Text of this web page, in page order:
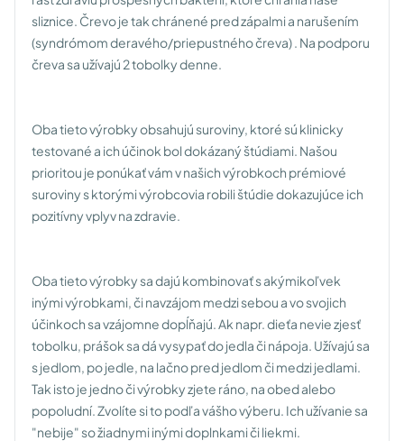
sliznice. Črevo je tak chránené pred zápalmi a narušením
(syndrómom deravého/priepustného čreva) . Na podporu
čreva sa užívajú 2 tobolky denne.
Oba tieto výrobky obsahujú suroviny, ktoré sú klinicky
testované a ich účinok bol dokázaný štúdiami. Našou
prioritou je ponúkať vám v našich výrobkoch prémiové
suroviny s ktorými výrobcovia robili štúdie dokazujúce ich
pozitívny vplyv na zdravie.
Oba tieto výrobky sa dajú kombinovať s akýmikoľvek
inými výrobkami, či navzájom medzi sebou a vo svojich
účinkoch sa vzájomne dopĺňajú. Ak napr. dieťa nevie zjesť
tobolku, prášok sa dá vysypať do jedla či nápoja. Užívajú sa
s jedlom, po jedle, na lačno pred jedlom či medzi jedlami.
Tak isto je jedno či výrobky zjete ráno, na obed alebo
popoludní. Zvolíte si to podľa vášho výberu. Ich užívanie sa
"nebije" so žiadnymi inými doplnkami či liekmi.